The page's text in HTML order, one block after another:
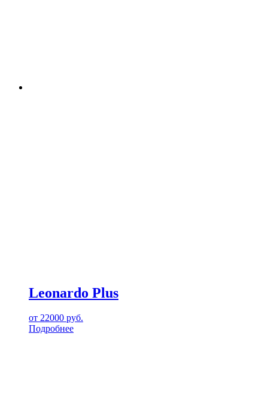
Leonardo Plus
от 22000 руб.
Подробнее